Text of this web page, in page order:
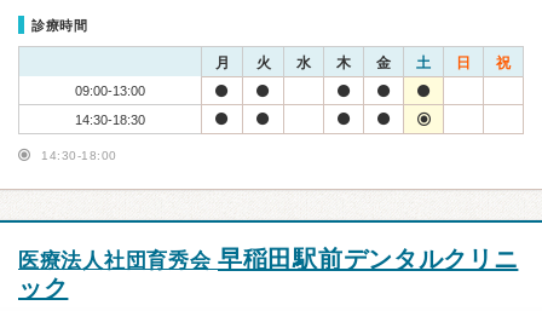
診療時間
月 火 水 木 金 土 日 祝
09:00-13:00
14:30-18:30
14:30-18:00
医療法人社団育秀会 早稲田駅前デンタルクリニ
ック